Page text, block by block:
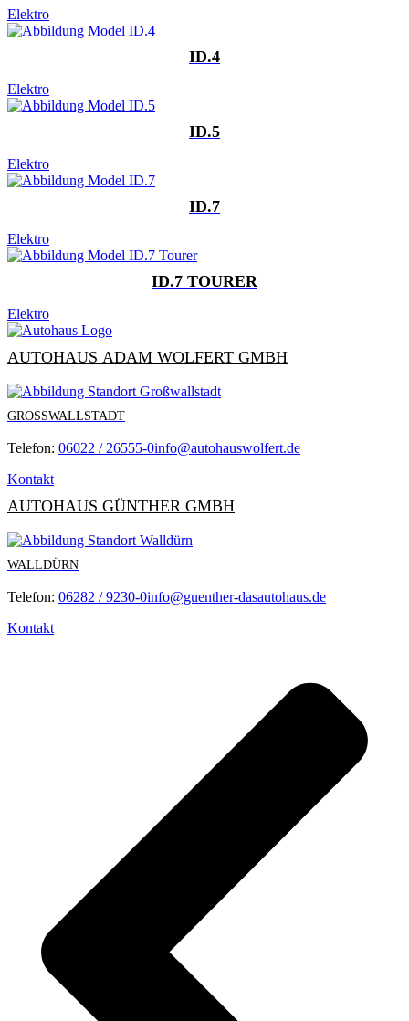
Elektro
ID.4
Elektro
ID.5
Elektro
ID.7
Elektro
ID.7 TOURER
Elektro
AUTOHAUS ADAM WOLFERT GMBH
GROSSWALLSTADT
Telefon: 06022 / 26555-0info@autohauswolfert.de
Kontakt
AUTOHAUS GÜNTHER GMBH
WALLDÜRN
Telefon: 06282 / 9230-0info@guenther-dasautohaus.de
Kontakt